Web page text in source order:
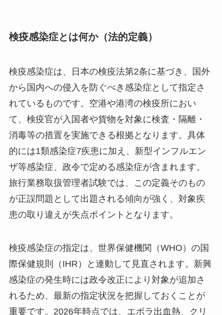
検疫感染症とは何か（法的定義）
検疫感染症は、日本の検疫法第2条に基づき、国外
から国内への侵入を防ぐべき感染症として指定さ
れているものです。空港や港湾の検疫所におい
て、検疫官が入国者や貨物を対象に検査・隔離・
消毒等の措置を実施できる根拠となります。具体
的には1類感染症7疾患に加え、新型インフルエン
ザ等感染症、政令で定める感染症が含まれます。
旅行業務取扱管理者試験では、この定義そのもの
が正誤問題として出題される傾向が強く、対象疾
患の取り違えが失点ポイントとなります。
検疫感染症の指定は、世界保健機関（WHO）の国
際保健規則（IHR）と連動して見直されます。新興
感染症の発生時には政令改正により対象が追加さ
れるため、最新の指定状況を把握しておくことが
重要です。2026年時点では、エボラ出血熱、クリ